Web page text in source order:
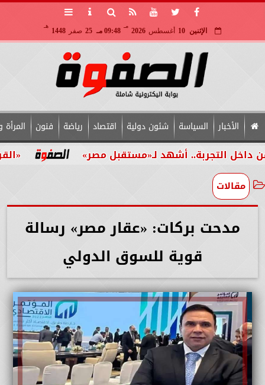
الإثنين 10 أغسطس 2026
مـ
09:48 مـ 25 صفر 1448
هـ
الأخبار السياسة شئون دولية اقتصاد رياضة فنون
«القومي أشهد لـ«مستقبل مصر»
مقالات
مدحت بركات: «عقار مصر» رسالة
قوية للسوق الدولي